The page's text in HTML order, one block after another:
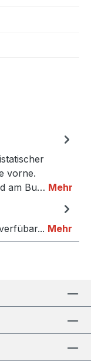
vorne.
am Bu… Mehr
Mehr